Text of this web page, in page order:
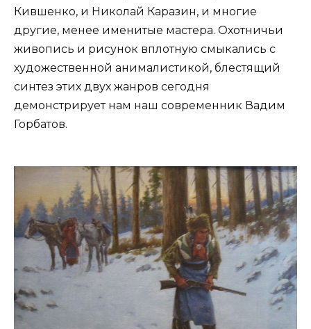
Кившенко, и Николай Каразин, и многие
другие, менее именитые мастера. Охотничьи
живопись и рисунок вплотную смыкались с
художественной анималистикой, блестящий
синтез этих двух жанров сегодня
демонстрирует нам наш современник Вадим
Горбатов.